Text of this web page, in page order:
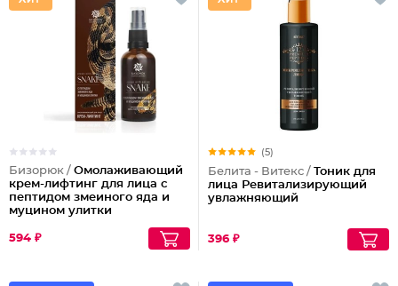
Бизорюк / Омолаживающий
крем-лифтинг для лица с
пептидом змеиного яда и
муцином улитки
594 ₽
(5)
Белита - Витекс / Тоник для
лица Ревитализирующий
увлажняющий
396 ₽